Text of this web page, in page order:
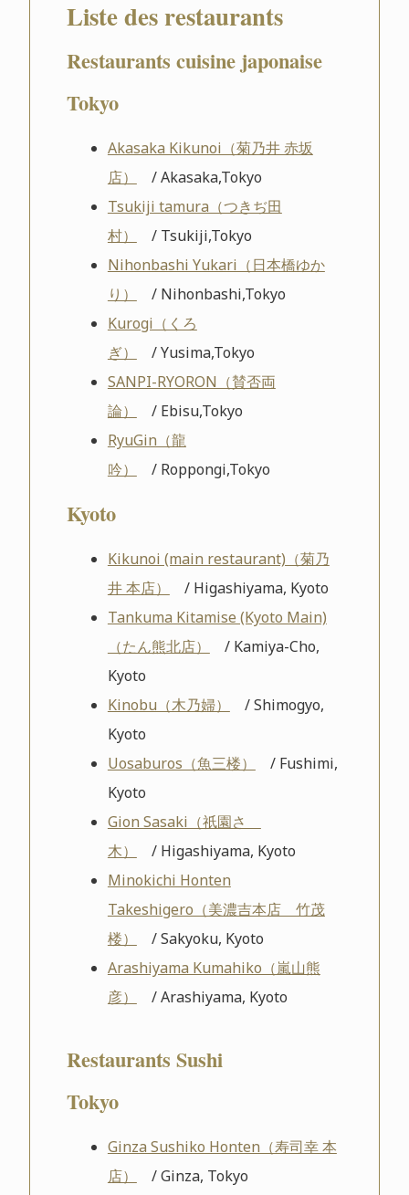
Liste des restaurants
Restaurants cuisine japonaise
Tokyo
Akasaka Kikunoi（菊乃井 赤坂
店）
/ Akasaka,Tokyo
Tsukiji tamura（つきぢ田
村）
/ Tsukiji,Tokyo
Nihonbashi Yukari（日本橋ゆか
り）
/ Nihonbashi,Tokyo
Kurogi（くろ
ぎ）
/ Yusima,Tokyo
SANPI-RYORON（賛否両
論）
/ Ebisu,Tokyo
RyuGin（龍
吟）
/ Roppongi,Tokyo
Kyoto
Kikunoi (main restaurant)（菊乃
井 本店）
/ Higashiyama, Kyoto
Tankuma Kitamise (Kyoto Main)
（たん熊北店）
/ Kamiya-Cho,
Kyoto
Kinobu（木乃婦）
/ Shimogyo,
Kyoto
Uosaburos（魚三楼）
/ Fushimi,
Kyoto
Gion Sasaki（祇園さゝ
木）
/ Higashiyama, Kyoto
Minokichi Honten
Takeshigero（美濃吉本店 竹茂
楼）
/ Sakyoku, Kyoto
Arashiyama Kumahiko（嵐山熊
彦）
/ Arashiyama, Kyoto
Restaurants Sushi
Tokyo
Ginza Sushiko Honten（寿司幸 本
店）
/ Ginza, Tokyo